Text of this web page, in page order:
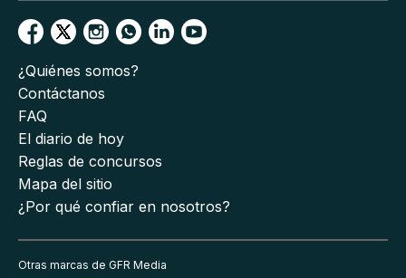
¿Quiénes somos?
Contáctanos
FAQ
El diario de hoy
Reglas de concursos
Mapa del sitio
¿Por qué confiar en nosotros?
Otras marcas de GFR Media